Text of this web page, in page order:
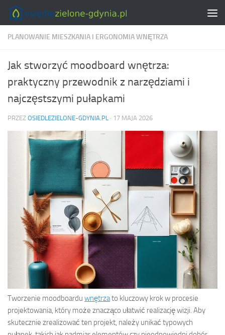
Skip to content
PLANOWANIE MIESZKANIA I ERGONOMIA WNĘTRZA
Jak stworzyć moodboard wnętrza:
praktyczny przewodnik z narzędziami i
najczęstszymi pułapkami
PRZEZ OSIEDLEZIELONE-GDYNIA.PL · 17 MAJA 2026
Tworzenie moodboardu wnętrzato kluczowy krok w procesie
projektowania, który może znacząco ułatwić realizację wizji. Aby
skutecznie zrealizować ten projekt, należy unikać typowych